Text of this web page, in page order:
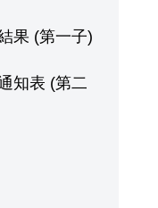
果 (第一子)
知表 (第二